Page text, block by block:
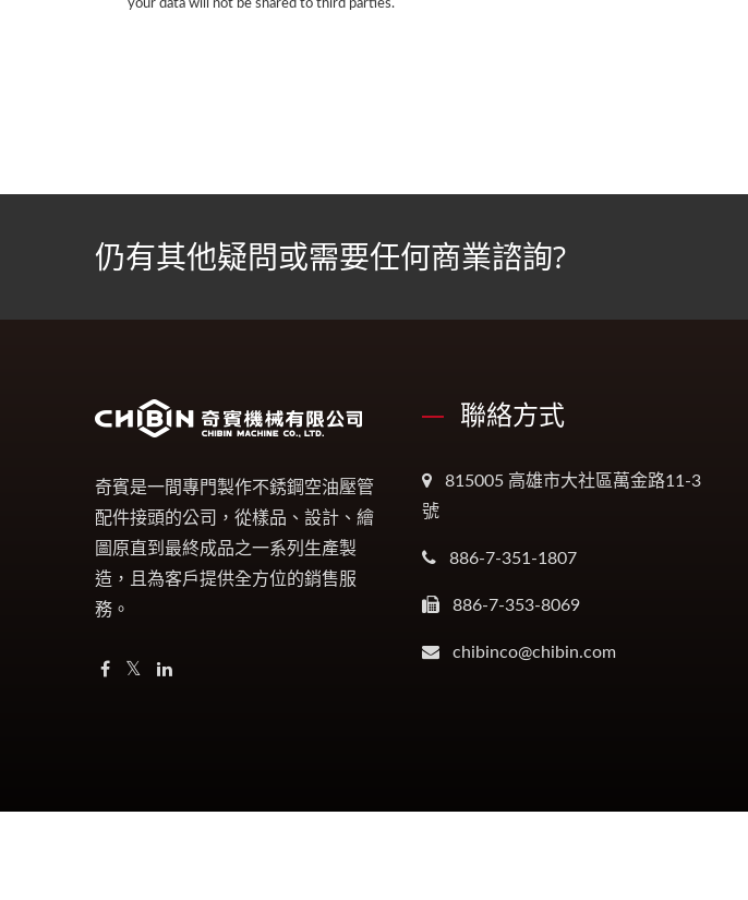
your data will not be shared to third parties.
仍有其他疑問或需要任何商業諮詢?
奇賓是一間專門製作不銹鋼空油壓管
配件接頭的公司，從樣品、設計、繪
圖原直到最終成品之一系列生產製
造，且為客戶提供全方位的銷售服
務。
聯絡方式
815005 高雄市大社區萬金路11-3
號
886-7-351-1807
886-7-353-8069
chibinco@chibin.com